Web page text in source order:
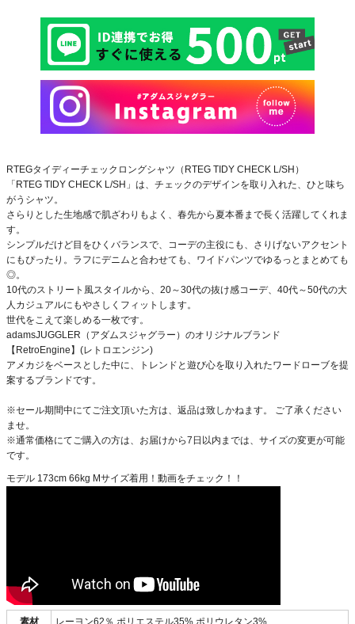
RTEGタイディーチェックロングシャツ（RTEG TIDY CHECK L/SH）
「RTEG TIDY CHECK L/SH」は、チェックのデザインを取り入れた、ひと味ち
がうシャツ。
さらりとした生地感で肌ざわりもよく、春先から夏本番まで長く活躍してくれま
す。
シンプルだけど目をひくバランスで、コーデの主役にも、さりげないアクセント
にもぴったり。ラフにデニムと合わせても、ワイドパンツでゆるっとまとめても
◎。
10代のストリート風スタイルから、20～30代の抜け感コーデ、40代～50代の大
人カジュアルにもやさしくフィットします。
世代をこえて楽しめる一枚です。
adamsJUGGLER（アダムスジャグラー）のオリジナルブランド
【RetroEngine】(レトロエンジン)
アメカジをベースとした中に、トレンドと遊び心を取り入れたワードローブを提
案するブランドです。
※セール期間中にてご注文頂いた方は、返品は致しかねます。 ご了承ください
ませ。
※通常価格にてご購入の方は、お届けから7日以内までは、サイズの変更が可能
です。
モデル 173cm 66kg Mサイズ着用！動画をチェック！！
素材 レーヨン62％ ポリエステル35% ポリウレタン3%